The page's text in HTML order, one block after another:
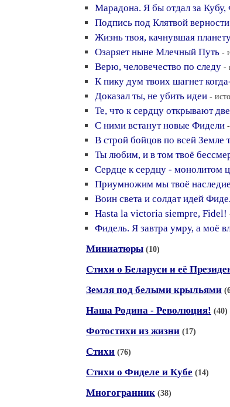
Марадона. Я бы отдал за Кубу,
Подпись под Клятвой
Жизнь твоя, качнувшая
Озаряет ныне Млечный Путь -
Верю, человечество по следу -
К пику дум твоих шагнет
Доказал ты, не убить идеи -
Те, что к сердцу открывают
С ними встанут новые Фидели
В строй бойцов по всей Земле
Ты любим, и в том твоё
Сердце к сердцу - монолитом
Приумножим мы твоё наследие
Воин света и солдат идей
Hasta la victoria siempre, Fidel!
Фидель. Я завтра умру, а моё
Миниатюры (10)
Стихи о Беларуси и её
Земля под белыми крыльями
Наша Родина - Революция! (40)
Фотостихи из жизни (17)
Стихи (76)
Стихи о Фиделе и Кубе (14)
Многогранник (38)